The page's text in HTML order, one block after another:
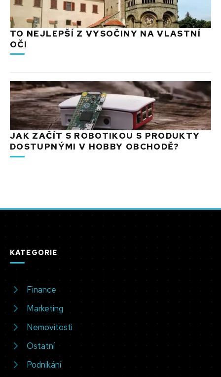
TO NEJLEPŠÍ Z VYSOČINY NA VLASTNÍ
OČI
JAK ZAČÍT S ROBOTIKOU S PRODUKTY
DOSTUPNÝMI V HOBBY OBCHODĚ?
KATEGORIE
Finance
Marketing
Nemovitosti
Ostatní
Podnikání